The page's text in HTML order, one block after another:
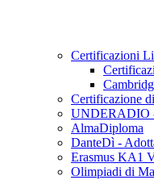
Certificazioni
Certificazione
UNDERADIO
AlmaDiploma
DanteDì -
Erasmus KA1
Olimpiadi di